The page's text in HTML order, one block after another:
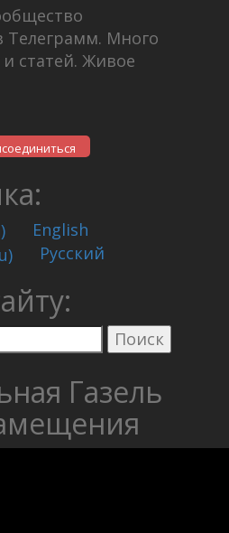
Телеграмм. Много
статей. Живое
English
Русский
Газель